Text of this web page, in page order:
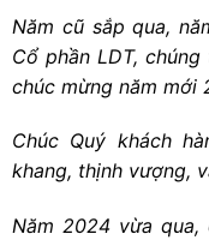
Năm cũ sắp qua,
Cổ phần LDT,
chúc mừng năm mới
Chúc Quý khách
khang, thịnh vượng,
Năm 2024 vừa